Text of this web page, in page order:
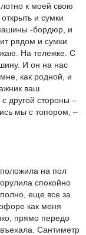
к моей свою
и сумки
-бордюр, и
рядом и сумки
На тележке. С
И он на нас
как родной, и
ваш
другой стороны –
мы с топором, –
на пол
спокойно
еще все за
как меня
прямо передо
Сантиметр